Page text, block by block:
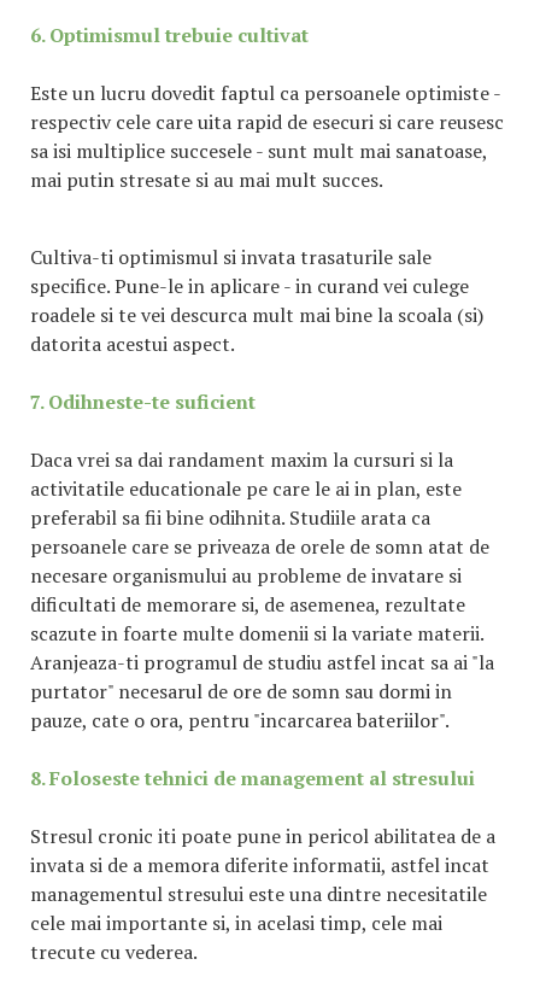
6. Optimismul trebuie cultivat
Este un lucru dovedit faptul ca persoanele optimiste -
respectiv cele care uita rapid de esecuri si care reusesc
sa isi multiplice succesele - sunt mult mai sanatoase,
mai putin stresate si au mai mult succes.
Cultiva-ti optimismul si invata trasaturile sale
specifice. Pune-le in aplicare - in curand vei culege
roadele si te vei descurca mult mai bine la scoala (si)
datorita acestui aspect.
7. Odihneste-te suficient
Daca vrei sa dai randament maxim la cursuri si la
activitatile educationale pe care le ai in plan, este
preferabil sa fii bine odihnita. Studiile arata ca
persoanele care se priveaza de orele de somn atat de
necesare organismului au probleme de invatare si
dificultati de memorare si, de asemenea, rezultate
scazute in foarte multe domenii si la variate materii.
Aranjeaza-ti programul de studiu astfel incat sa ai "la
purtator" necesarul de ore de somn sau dormi in
pauze, cate o ora, pentru "incarcarea bateriilor".
8. Foloseste tehnici de management al stresului
Stresul cronic iti poate pune in pericol abilitatea de a
invata si de a memora diferite informatii, astfel incat
managementul stresului este una dintre necesitatile
cele mai importante si, in acelasi timp, cele mai
trecute cu vederea.